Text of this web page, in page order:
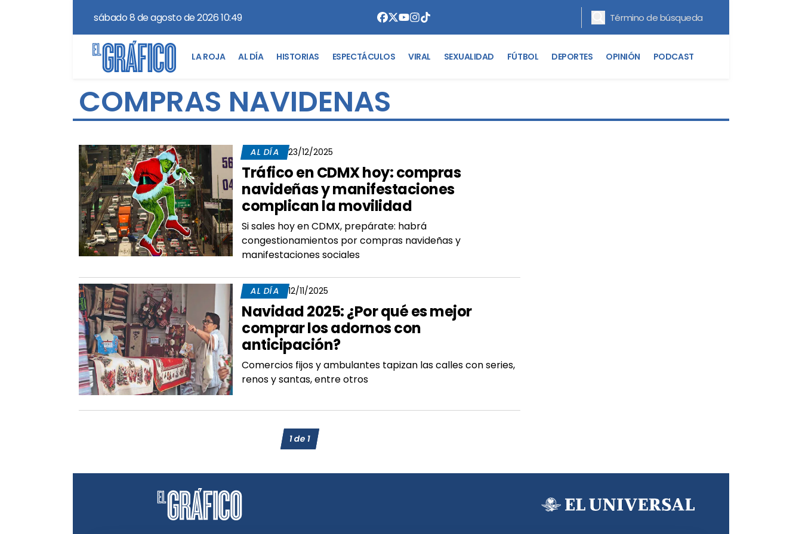
sábado 8 de agosto de 2026 10:49
LA ROJA AL DÍA HISTORIAS ESPECTÁCULOS VIRAL SEXUALIDAD FÚTBOL DEPORTES OPINIÓN PODCAST
COMPRAS NAVIDENAS
AL DÍA 23/12/2025
Tráfico en CDMX hoy: compras
navideñas y manifestaciones
complican la movilidad
Si sales hoy en CDMX, prepárate: habrá
congestionamientos por compras navideñas y
manifestaciones sociales
AL DÍA 12/11/2025
Navidad 2025: ¿Por qué es mejor
comprar los adornos con
anticipación?
Comercios fijos y ambulantes tapizan las calles con series,
renos y santas, entre otros
1de1